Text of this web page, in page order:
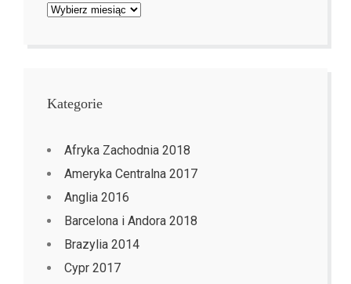
Archiwa
Kategorie
Afryka Zachodnia 2018
Ameryka Centralna 2017
Anglia 2016
Barcelona i Andora 2018
Brazylia 2014
Cypr 2017